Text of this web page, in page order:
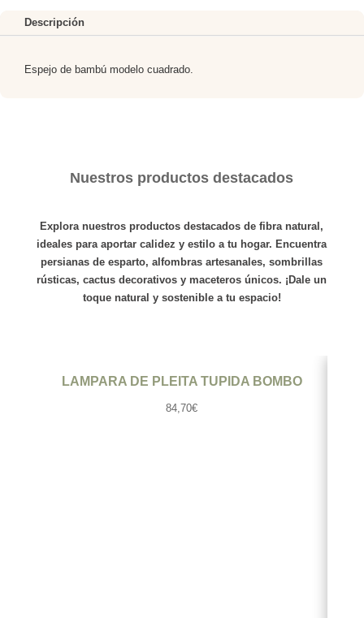
Descripción
Espejo de bambú modelo cuadrado.
Nuestros productos destacados
Explora nuestros productos destacados de fibra natural,
ideales para aportar calidez y estilo a tu hogar. Encuentra
persianas de esparto,alfombras artesanales,sombrillas
rústicas,cactus decorativos y maceteros únicos. ¡Dale un
toque natural y sostenible a tu espacio!
LAMPARA DE PLEITA TUPIDA BOMBO
84,70€